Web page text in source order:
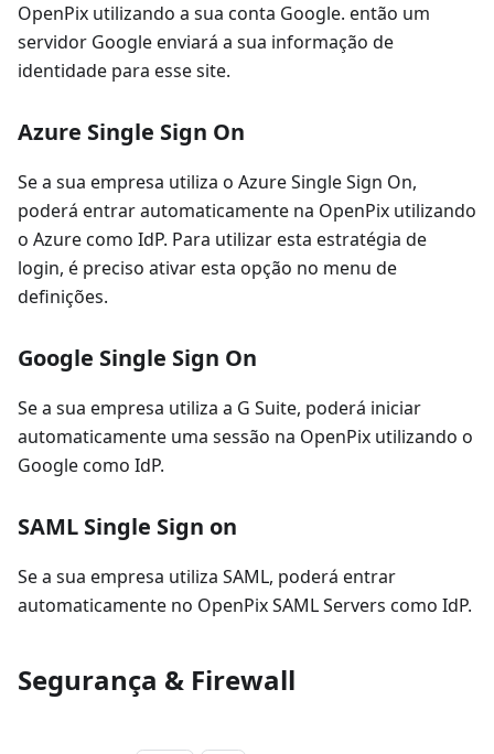
OpenPix utilizando a sua conta Google. então um
servidor Google enviará a sua informação de
identidade para esse site.
Azure Single Sign On
Se a sua empresa utiliza o Azure Single Sign On,
poderá entrar automaticamente na OpenPix utilizando
o Azure como IdP. Para utilizar esta estratégia de
login, é preciso ativar esta opção no menu de
definições.
Google Single Sign On
Se a sua empresa utiliza a G Suite, poderá iniciar
automaticamente uma sessão na OpenPix utilizando o
Google como IdP.
SAML Single Sign on
Se a sua empresa utiliza SAML, poderá entrar
automaticamente no OpenPix SAML Servers como IdP.
Segurança & Firewall